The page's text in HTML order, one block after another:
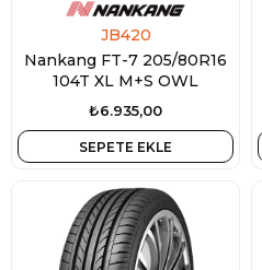
JB420
Nankang FT-7 205/80R16
104T XL M+S OWL
₺6.935,00
SEPETE EKLE